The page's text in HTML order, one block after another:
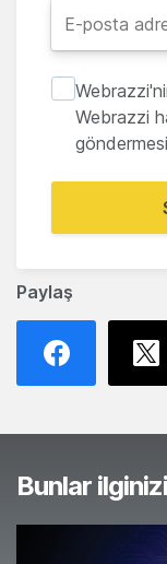
Paylaş
Webrazzi
Bunlar